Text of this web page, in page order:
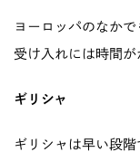
ヨーロッパのなか
受け入れには時間が
ギリシャ
ギリシャは早い段